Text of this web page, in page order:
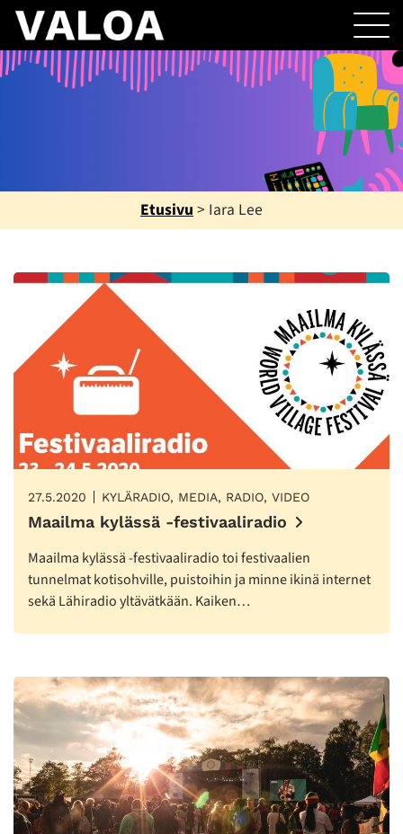
Etusivu > Iara Lee
27.5.2020 KYLÄRADIO, MEDIA, RADIO, VIDEO
Maailma kylässä -festivaaliradio
Maailma kylässä -festivaaliradio toi festivaalien
tunnelmat kotisohville, puistoihin ja minne ikinä internet
sekä Lähiradio yltävätkään. Kaiken…